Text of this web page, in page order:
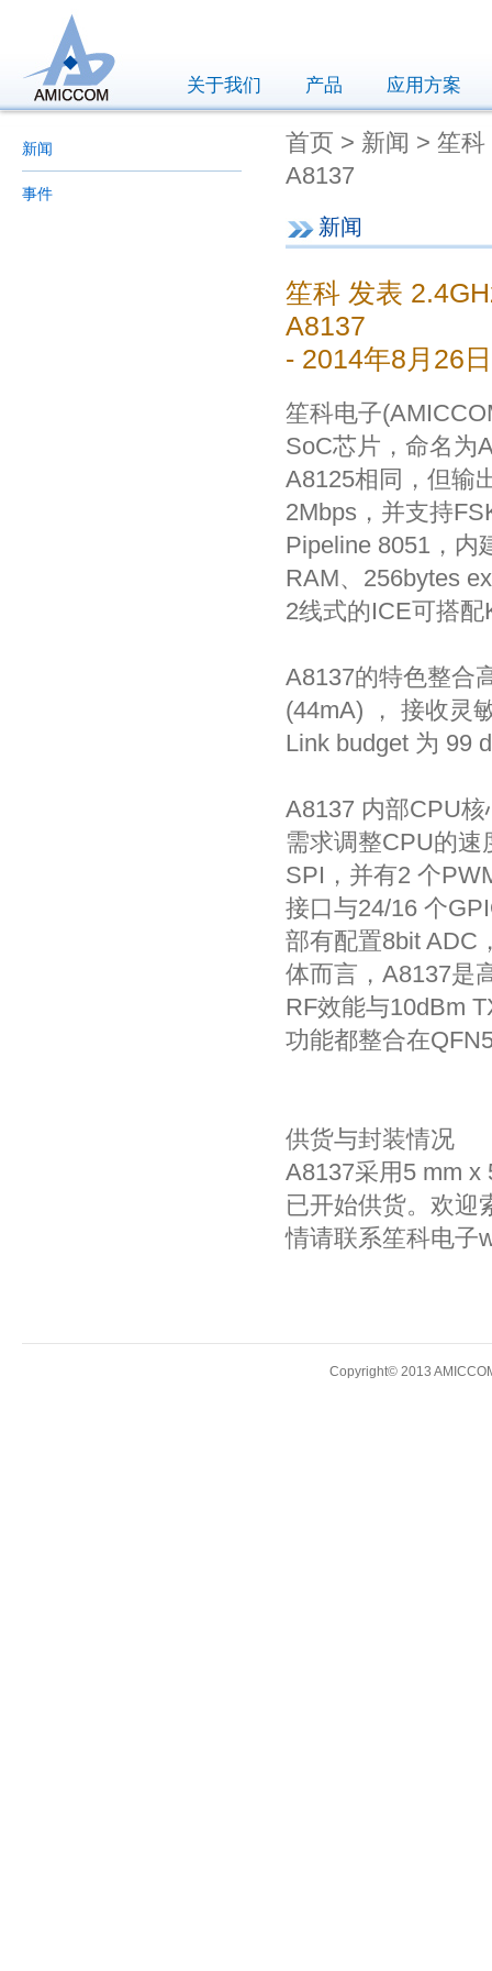
关于我们 产品 应用方案
新闻
事件
首页 > 新闻 > 笙
A8137
新闻
笙科 发表
A8137
- 2014年8月26日
笙科电子
SoC芯片，命名为
A8125相同，但输
2Mbps，并支持
Pipeline 8051，内
RAM、256bytes
2线式的ICE可搭
A8137的特色整合
(44mA) ， 接收灵
Link budget 为 99
A8137 内部CPU
需求调整CPU的速
SPI，并有2 个
接口与24/16 个
部有配置8bit ADC
体而言，A8137是
RF效能与10dBm
功能都整合在
供货与封装情况
A8137采用5 mm x
已开始供货。欢迎
情请联系笙科电子
Copyright© 2013